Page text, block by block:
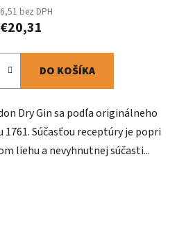
bez DPH
€20,31
DO KOŠÍKA
Dry Gin sa podľa originálneho
1761. Súčasťou receptúry je popri
liehu a nevyhnutnej súčasti...